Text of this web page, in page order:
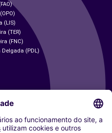
(LIS)
(TER)
(FNC)
Delgada (PDL)